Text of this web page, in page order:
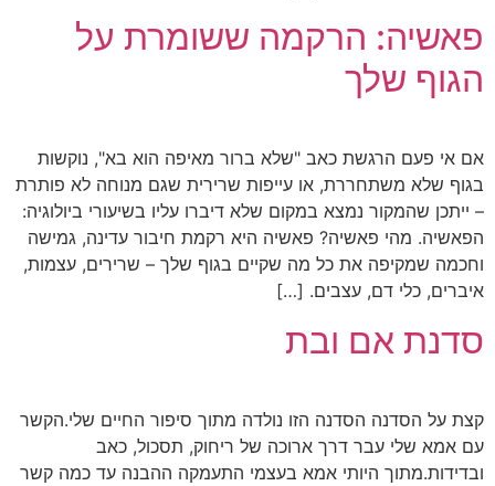
פאשיה: הרקמה ששומרת על
הגוף שלך
אם אי פעם הרגשת כאב "שלא ברור מאיפה הוא בא", נוקשות
בגוף שלא משתחררת, או עייפות שרירית שגם מנוחה לא פותרת
– ייתכן שהמקור נמצא במקום שלא דיברו עליו בשיעורי ביולוגיה:
הפאשיה. מהי פאשיה? פאשיה היא רקמת חיבור עדינה, גמישה
וחכמה שמקיפה את כל מה שקיים בגוף שלך – שרירים, עצמות,
איברים, כלי דם, עצבים. […]
סדנת אם ובת
קצת על הסדנה הסדנה הזו נולדה מתוך סיפור החיים שלי.הקשר
עם אמא שלי עבר דרך ארוכה של ריחוק, תסכול, כאב
ובדידות.מתוך היותי אמא בעצמי התעמקה ההבנה עד כמה קשר